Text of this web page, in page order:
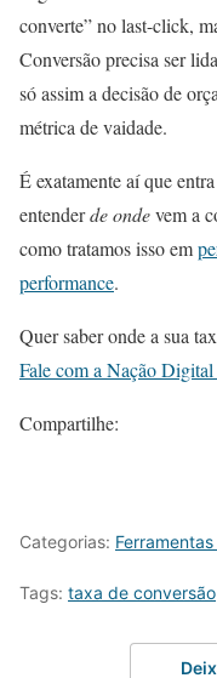
converte” no last-click,
Conversão precisa ser
só assim a decisão de
métrica de vaidade.
É exatamente aí que
entenderde ondevem a
como tratamos isso em
performance.
Quer saber onde a sua
Fale com a Nação
Compartilhe:
Categorias:
Tags: taxa de conversão